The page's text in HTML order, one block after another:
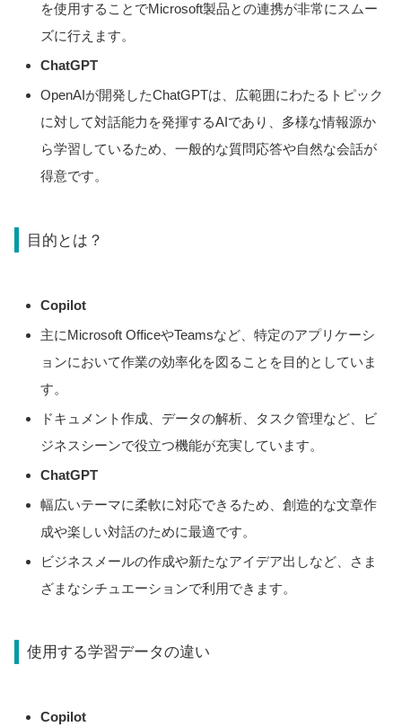
を使用することでMicrosoft製品との連携が非常にスムー
ズに行えます。
ChatGPT
OpenAIが開発したChatGPTは、広範囲にわたるトピック
に対して対話能力を発揮するAIであり、多様な情報源か
ら学習しているため、一般的な質問応答や自然な会話が
得意です。
目的とは？
Copilot
主にMicrosoft OfficeやTeamsなど、特定のアプリケーシ
ョンにおいて作業の効率化を図ることを目的としていま
す。
ドキュメント作成、データの解析、タスク管理など、ビ
ジネスシーンで役立つ機能が充実しています。
ChatGPT
幅広いテーマに柔軟に対応できるため、創造的な文章作
成や楽しい対話のために最適です。
ビジネスメールの作成や新たなアイデア出しなど、さま
ざまなシチュエーションで利用できます。
使用する学習データの違い
Copilot